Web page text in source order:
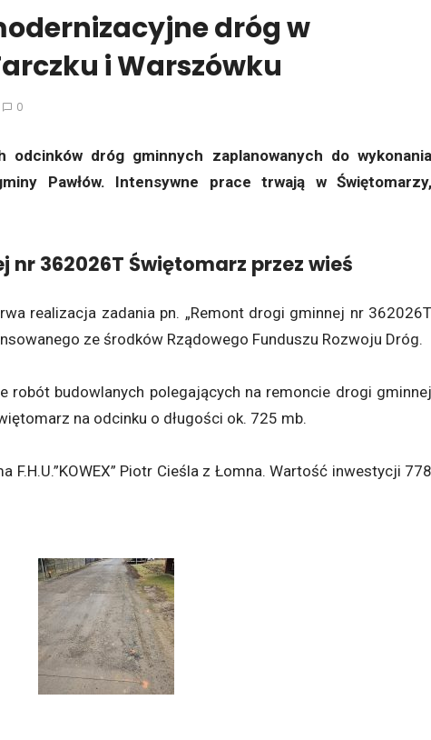
dróg w
i Warszówku
0
odcinków dróg gminnych zaplanowanych do wykonania
Pawłów. Intensywne prace trwają w Świętomarzy,
362026T Świętomarz przez wieś
realizacja zadania pn. „Remont drogi gminnej nr 362026T
ze środków Rządowego Funduszu Rozwoju Dróg.
robót budowlanych polegających na remoncie drogi gminnej
na odcinku o długości ok. 725 mb.
Piotr Cieśla z Łomna. Wartość inwestycji 778